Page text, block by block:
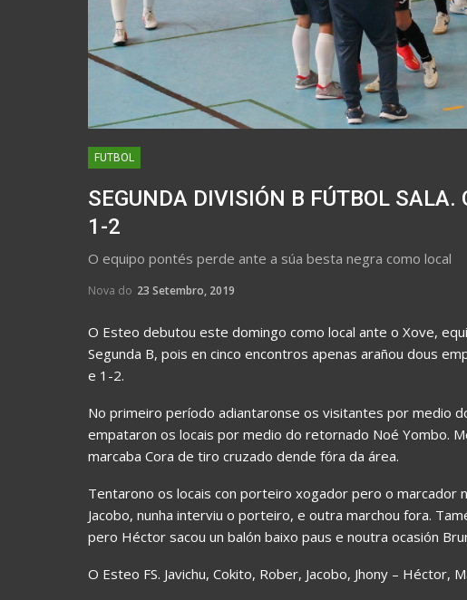
FUTBOL
SEGUNDA DIVISIÓN B FÚTBOL SALA.
1-2
O equipo pontés perde ante a súa besta negra como local
Nova do 23 Setembro, 2019
O Esteo debutou este domingo como local ante o Xove,
Segunda B, pois en cinco encontros apenas arañou dous
e 1-2.
No primeiro período adiantaronse os visitantes por medio
empataron os locais por medio do retornado Noé Yombo.
marcaba Cora de tiro cruzado dende fóra da área.
Tentarono os locais con porteiro xogador pero o marcador
Jacobo, nunha interviu o porteiro, e outra marchou fora.
pero Héctor sacou un balón baixo paus e noutra ocasión
O Esteo FS. Javichu, Cokito, Rober, Jacobo, Jhony – Héctor,